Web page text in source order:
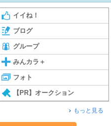
イイね！
ブログ
グループ
みんカラ＋
フォト
【PR】オークション
もっと見る